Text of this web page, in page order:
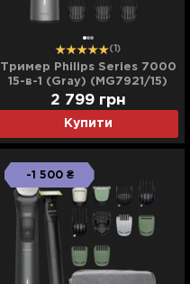
(1)
Тример Philips Series 7000
15-в-1 (Gray) (MG7921/15)
Купити
2 799 грн
-1 500 ₴